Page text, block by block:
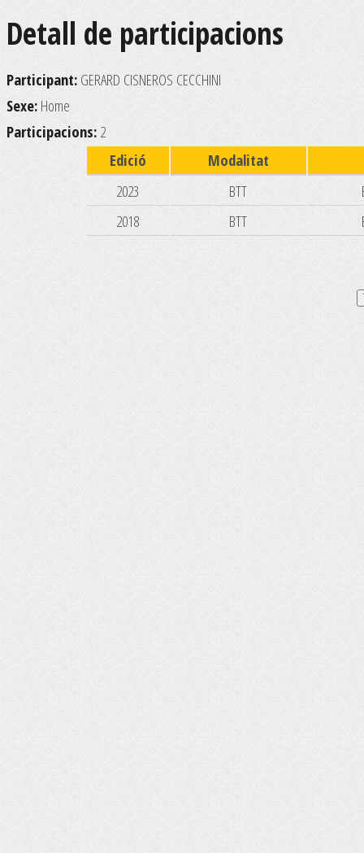
Detall de participacions
Participant: GERARD CISNEROS CECCHINI
Sexe: Home
Participacions: 2
Edició
Modalitat
2023
BTT
2018
BTT